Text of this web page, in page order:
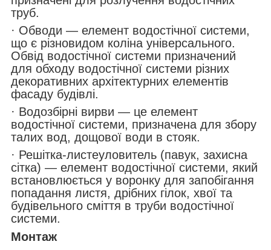
труб.
· Обводи — елемент водостічної системи,
що є різновидом коліна універсального.
Обвід водостічної системи призначений
для обходу водостічної системи різних
декоративних архітектурних елементів
фасаду будівлі.
· Водозбірні вирви — це елемент
водостічної системи, призначена для збору
талих вод, дощової води в стояк.
· Решітка-листеуловитель (павук, захисна
сітка) — елемент водостічної системи, який
встановлюється у воронку для запобігання
попадання листя, дрібних гілок, хвої та
будівельного сміття в труби водостічної
системи.
Монтаж